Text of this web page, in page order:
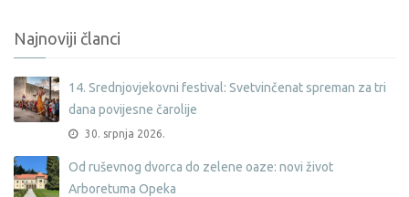
Najnoviji članci
14. Srednjovjekovni festival: Svetvinčenat spreman za tri
dana povijesne čarolije
30. srpnja 2026.
Od ruševnog dvorca do zelene oaze: novi život
Arboretuma Opeka